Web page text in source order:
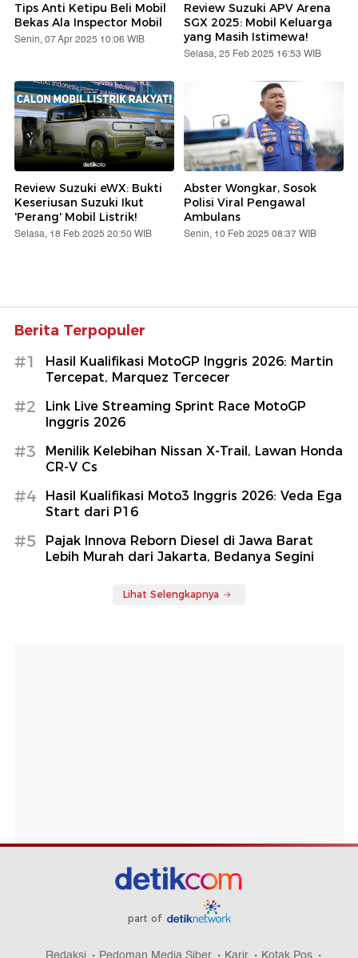
Tips Anti Ketipu Beli Mobil
Bekas Ala Inspector Mobil
Senin, 07 Apr 2025 10:06 WIB
Review Suzuki APV Arena
SGX 2025: Mobil Keluarga
yang Masih Istimewa!
Selasa, 25 Feb 2025 16:53 WIB
Review Suzuki eWX: Bukti
Keseriusan Suzuki Ikut
'Perang' Mobil Listrik!
Selasa, 18 Feb 2025 20:50 WIB
Abster Wongkar, Sosok
Polisi Viral Pengawal
Ambulans
Senin, 10 Feb 2025 08:37 WIB
Berita Terpopuler
#1
Hasil Kualifikasi MotoGP Inggris 2026: Martin
Tercepat, Marquez Tercecer
#2
Link Live Streaming Sprint Race MotoGP
Inggris 2026
#3
Menilik Kelebihan Nissan X-Trail, Lawan Honda
CR-V Cs
#4
Hasil Kualifikasi Moto3 Inggris 2026: Veda Ega
Start dari P16
#5
Pajak Innova Reborn Diesel di Jawa Barat
Lebih Murah dari Jakarta, Bedanya Segini
Lihat Selengkapnya
part of